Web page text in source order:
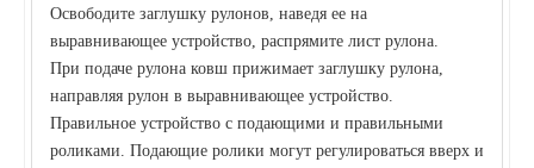
Освободите заглушку рулонов, наведя ее на
выравнивающее устройство, распрямите лист рулона.
При подаче рулона ковш прижимает заглушку рулона,
направляя рулон в выравнивающее устройство.
Правильное устройство с подающими и правильными
роликами. Подающие ролики могут регулироваться вверх и